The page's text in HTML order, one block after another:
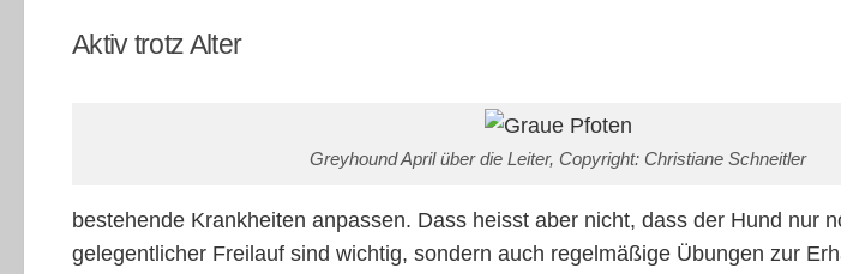
Aktiv trotz Alter
Greyhound April über die Leiter, Copyright: Christiane Schneitler
bestehende Krankheiten anpassen. Dass heisst aber nicht, dass der Hund nur
gelegentlicher Freilauf sind wichtig, sondern auch regelmäßige Übungen zur